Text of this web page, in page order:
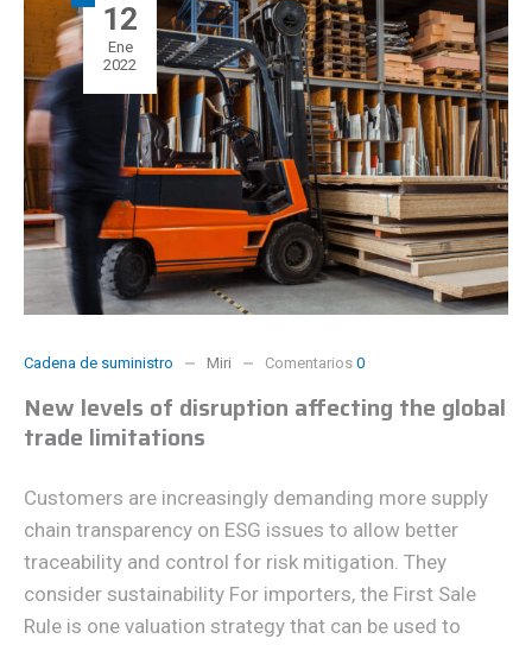
12
Ene
2022
Cadena de suministro Miri Comentarios 0
New levels of disruption affecting the global
trade limitations
Customers are increasingly demanding more supply
chain transparency on ESG issues to allow better
traceability and control for risk mitigation. They
consider sustainability For importers, the First Sale
Rule is one valuation strategy that can be used to